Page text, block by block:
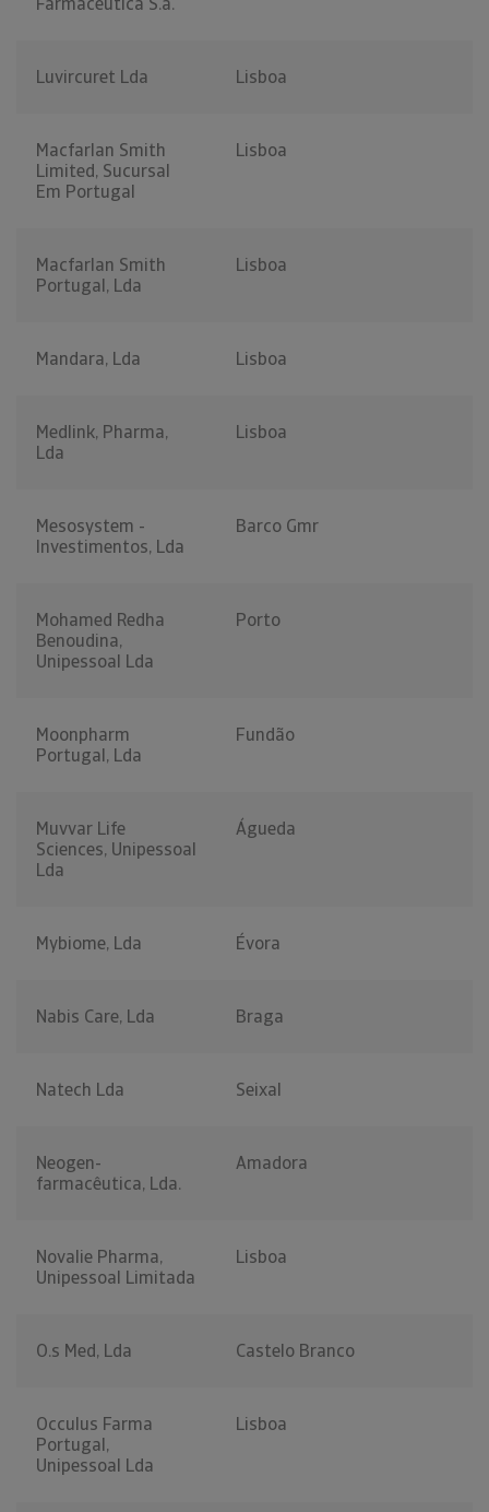
Luvircuret Lda Lisboa
Macfarlan Smith
Limited, Sucursal
Em Portugal
Lisboa
Macfarlan Smith
Portugal, Lda
Lisboa
Mandara, Lda Lisboa
Medlink, Pharma,
Lda
Lisboa
Mesosystem -
Investimentos, Lda
Barco Gmr
Mohamed Redha
Benoudina,
Unipessoal Lda
Porto
Moonpharm
Portugal, Lda
Fundão
Muvvar Life
Sciences, Unipessoal
Lda
Águeda
Mybiome, Lda Évora
Nabis Care, Lda Braga
Natech Lda Seixal
Neogen-
farmacêutica, Lda.
Amadora
Novalie Pharma,
Unipessoal Limitada
Lisboa
O.s Med, Lda Castelo Branco
Occulus Farma
Portugal,
Unipessoal Lda
Lisboa